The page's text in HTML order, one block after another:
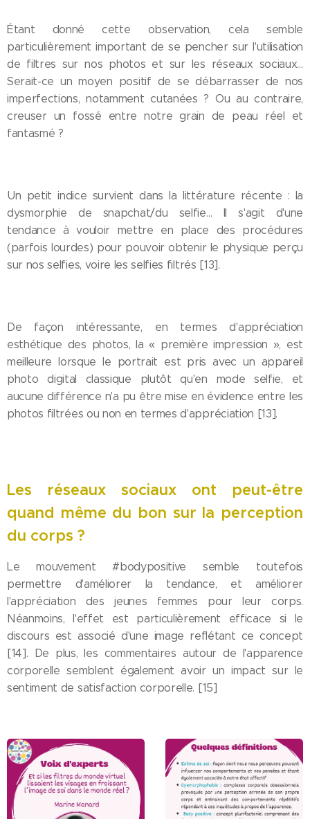
Étant donné cette observation, cela semble
particulièrement important de se pencher sur l'utilisation
de filtres sur nos photos et sur les réseaux sociaux…
Serait-ce un moyen positif de se débarrasser de nos
imperfections, notamment cutanées ? Ou au contraire,
creuser un fossé entre notre grain de peau réel et
fantasmé ?
Un petit indice survient dans la littérature récente : la
dysmorphie de snapchat/du selfie… Il s'agit d'une
tendance à vouloir mettre en place des procédures
(parfois lourdes) pour pouvoir obtenir le physique perçu
sur nos selfies, voire les selfies filtrés [13].
De façon intéressante, en termes d'appréciation
esthétique des photos, la « première impression », est
meilleure lorsque le portrait est pris avec un appareil
photo digital classique plutôt qu'en mode selfie, et
aucune différence n'a pu être mise en évidence entre les
photos filtrées ou non en termes d'appréciation [13].
Les réseaux sociaux ont peut-être
quand même du bon sur la perception
du corps ?
Le mouvement #bodypositive semble toutefois
permettre d'améliorer la tendance, et améliorer
l'appréciation des jeunes femmes pour leur corps.
Néanmoins, l'effet est particulièrement efficace si le
discours est associé d'une image reflétant ce concept
[14]. De plus, les commentaires autour de l'apparence
corporelle semblent également avoir un impact sur le
sentiment de satisfaction corporelle. [15]